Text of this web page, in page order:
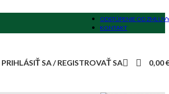
ODSTÚPENIE OD
KONTAKT
PRIHLÁSIŤ SA / REGISTROVAŤ SA 0,00